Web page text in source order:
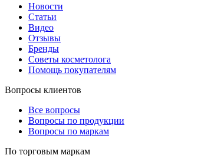
Новости
Статьи
Видео
Отзывы
Бренды
Советы косметолога
Помощь покупателям
Вопросы клиентов
Все вопросы
Вопросы по продукции
Вопросы по маркам
По торговым маркам